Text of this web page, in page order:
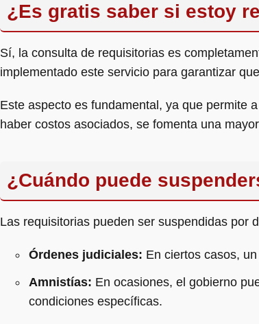
¿Es gratis saber si estoy
Sí, la consulta de requisitorias es
implementado este servicio para garantizar
Este aspecto es fundamental, ya que permite
haber costos asociados, se fomenta una
¿Cuándo puede
Las requisitorias pueden ser suspendidas por
Órdenes judiciales: En ciertos casos,
Amnistías: En ocasiones, el gobierno
condiciones específicas.